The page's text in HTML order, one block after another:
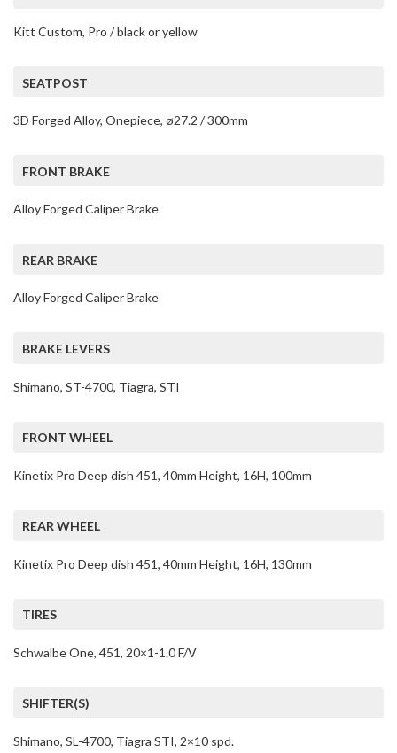
Kitt Custom, Pro / black or yellow
SEATPOST
3D Forged Alloy, Onepiece, ø27.2 / 300mm
FRONT BRAKE
Alloy Forged Caliper Brake
REAR BRAKE
Alloy Forged Caliper Brake
BRAKE LEVERS
Shimano, ST-4700, Tiagra, STI
FRONT WHEEL
Kinetix Pro Deep dish 451, 40mm Height, 16H, 100mm
REAR WHEEL
Kinetix Pro Deep dish 451, 40mm Height, 16H, 130mm
TIRES
Schwalbe One, 451, 20×1-1.0 F/V
SHIFTER(S)
Shimano, SL-4700, Tiagra STI, 2×10 spd.